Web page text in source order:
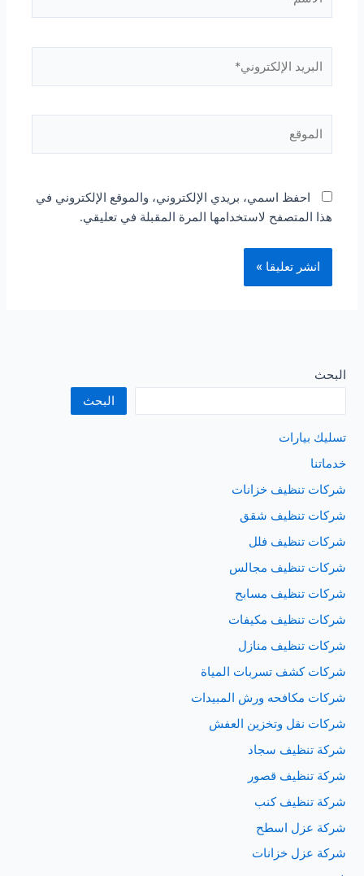
الإلكتروني*
احفظ اسمي، بريدي الإلكتروني، والموقع الإلكتروني في
هذا المتصفح لاستخدامها المرة المقبلة في تعليقي.
البحث
البحث
تسليك بيارات
خدماتنا
شركات تنظيف خزانات
شركات تنظيف شقق
شركات تنظيف فلل
شركات تنظيف مجالس
شركات تنظيف مسابح
شركات تنظيف مكيفات
شركات تنظيف منازل
شركات كشف تسربات المياة
شركات مكافحه ورش المبيدات
شركات نقل وتخزين العفش
شركة تنظيف سجاد
شركة تنظيف قصور
شركة تنظيف كنب
شركة عزل اسطح
شركة عزل خزانات